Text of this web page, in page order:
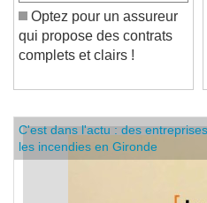
Optez pour un assureur
qui propose des contrats
C'est dans l'actu : des
les incendies en Gironde